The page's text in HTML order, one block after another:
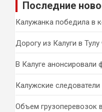
Последние
Калужанка победила в
Дорогу из Калуги в
В Калуге
Калужские
Объем грузоперевозок